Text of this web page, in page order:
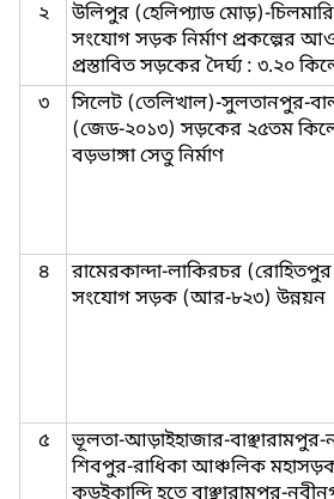
২
উলিপুর (হেলিপ্যাড মোড়)-
সংযোগ সড়ক নির্মাণ প্রকল্পের
প্রস্তাবিত সড়কের দৈর্ঘ্য : ৩.২০
৩
সিলেট (তেলিখাল)-সুলতানপুর-
(জেড-২০১৩) সড়কের ২৫তম
বড়ভাঙ্গা সেতু নির্মাণ
৪
রামেরকান্দা-লাকিরচর
সংযোগ সড়ক (আর-৮২৩) উন্নয়ন
৫
ভূলতা-আড়াইহাজার-
শিবপুর-রাধিকা আঞ্চলিক